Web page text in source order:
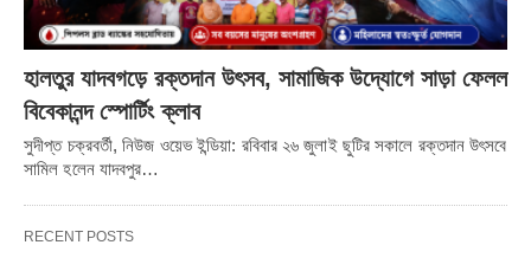
হালতুর যাদবগড়ে রক্তদান উৎসব, সামাজিক উদ্যোগে সাড়া ফেলল
বিবেকানন্দ স্পোর্টিং ক্লাব
সুদীপ্ত চক্রবর্তী, নিউজ ওয়েভ ইন্ডিয়া: রবিবার ২৬ জুলাই ছুটির সকালে রক্তদান উৎসবে
সামিল হলেন যাদবপুর…
RECENT POSTS